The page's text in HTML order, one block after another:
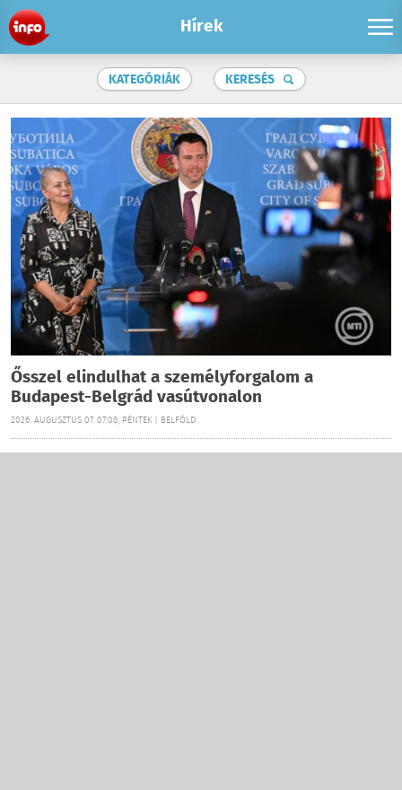
Hírek
KATEGÓRIÁK KERESÉS
Ősszel elindulhat a személyforgalom a
Budapest-Belgrád vasútvonalon
2026. AUGUSZTUS 07. 07:08, PÉNTEK | BELFÖLD